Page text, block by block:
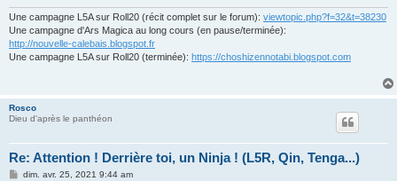
Une campagne L5A sur Roll20 (récit complet sur le forum): viewtopic.php?f=32&t=38230
Une campagne d'Ars Magica au long cours (en pause/terminée):
http://nouvelle-calebais.blogspot.fr
Une campagne L5A sur Roll20 (terminée): https://choshizennotabi.blogspot.com
Rosco
Dieu d'après le panthéon
Re: Attention ! Derrière toi, un Ninja ! (L5R, Qin, Tenga...)
Mdim. avr. 25, 2021 9:44 am